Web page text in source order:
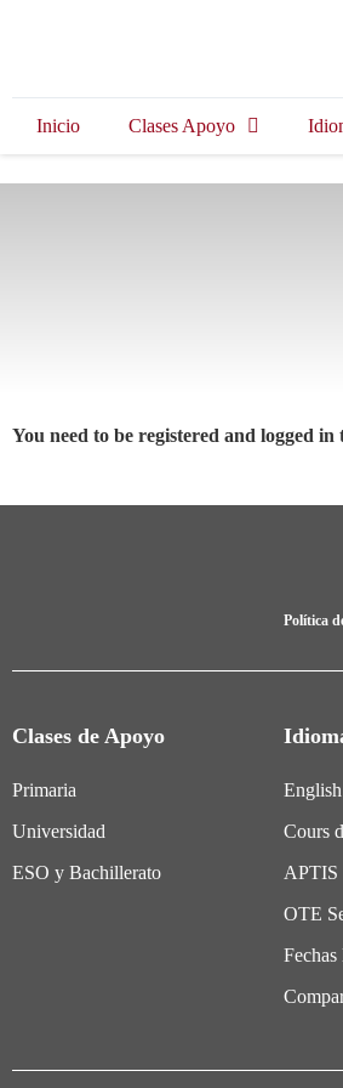
Inicio Clases Apoyo
You need to be registered and logged
Política
Clases de Apoyo
Primaria
Universidad
ESO y Bachillerato
Cours
APTIS
OTE
Fechas